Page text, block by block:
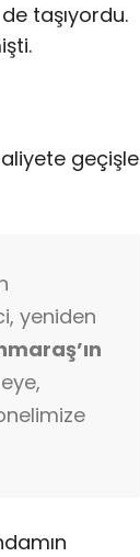
taşıyordu.
geçişle
yeniden